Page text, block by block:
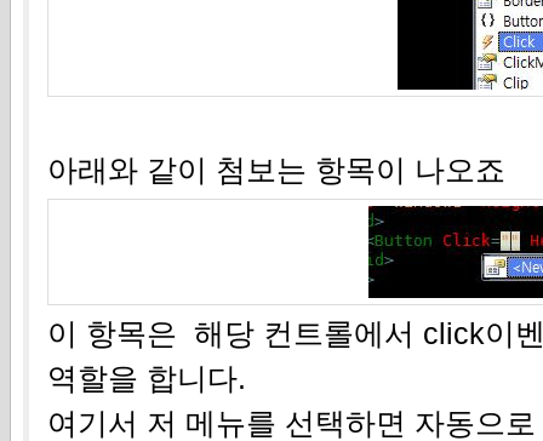
아래와 같이 첨보는 항목이 나오죠
이 항목은 해당 컨트롤에서 click이
역할을 합니다.
여기서 저 메뉴를 선택하면 자동으